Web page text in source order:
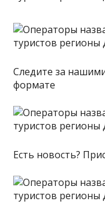
Следите за
формате
Есть новость?